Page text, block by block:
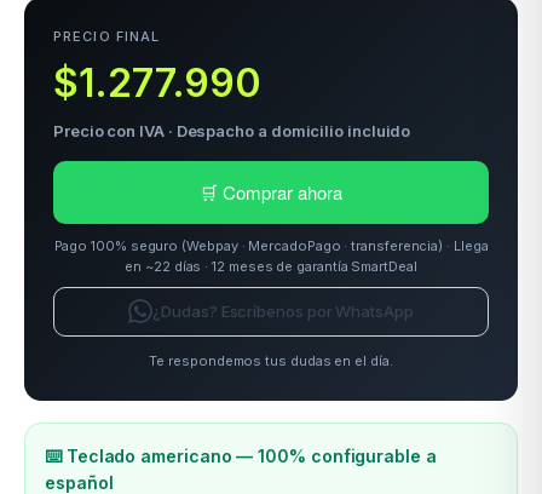
PRECIO FINAL
$1.277.990
Precio con IVA · Despacho a domicilio incluido
🛒 Comprar ahora
Pago 100% seguro (Webpay · MercadoPago · transferencia) · Llega
en ~22 días · 12 meses de garantía SmartDeal
¿Dudas? Escríbenos por WhatsApp
Te respondemos tus dudas en el día.
⌨️ Teclado americano — 100% configurable a
español